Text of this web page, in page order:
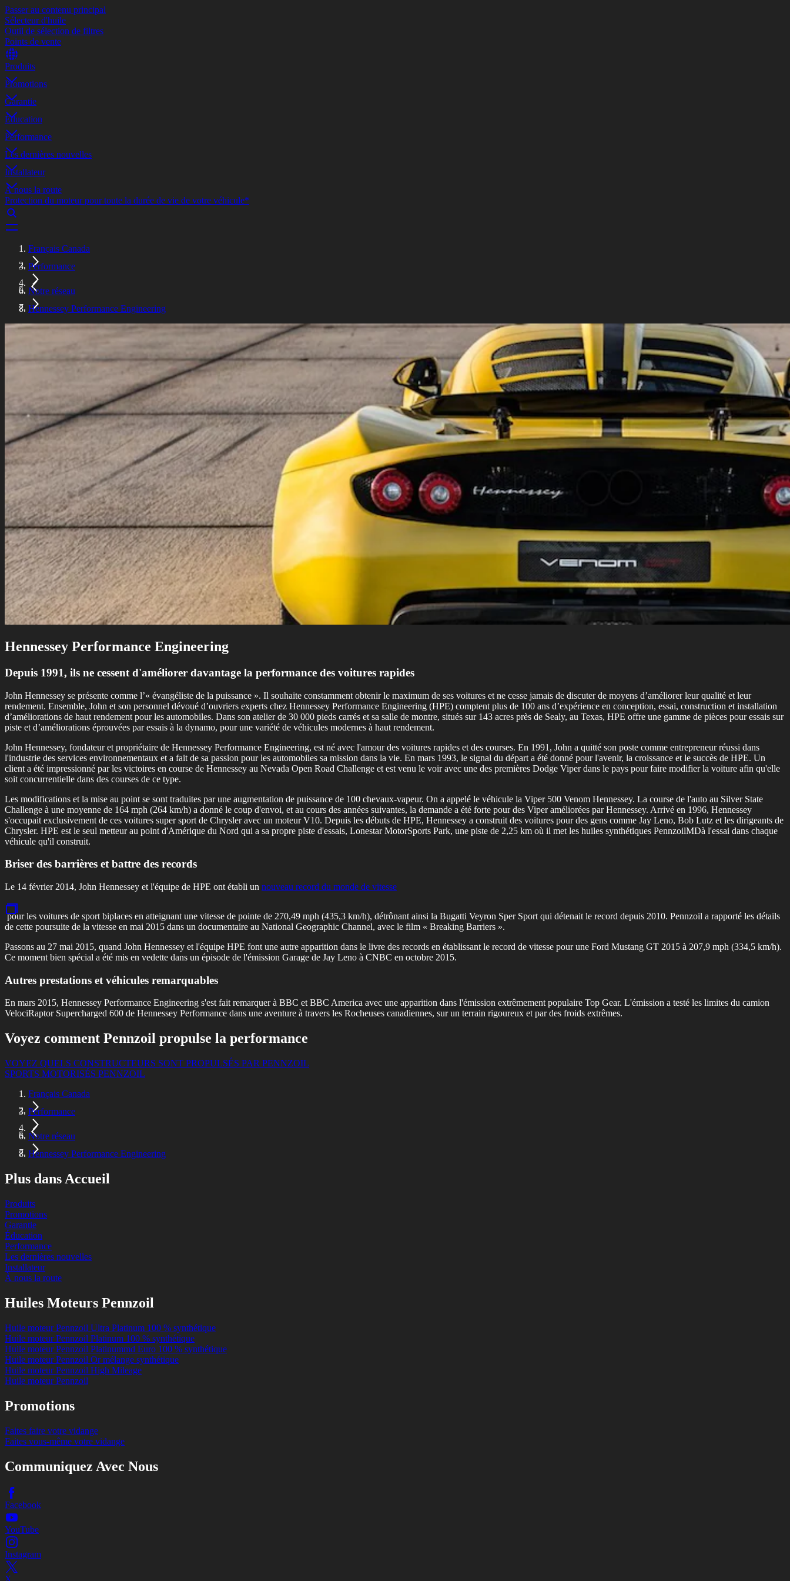
Passer au contenu principal
Sélecteur d'huile
Outil de sélection de filtres
Points de vente
Produits
Promotions
Garantie
Éducation
Performance
Les dernières nouvelles
Installateur
À nous la route
Protection du moteur pour toute la durée de vie de votre véhicule*
Français Canada
Performance
Notre réseau
Hennessey Performance Engineering
Hennessey Performance Engineering
Depuis 1991, ils ne cessent d'améliorer davantage la performance des voitures rapides
John Hennessey se présente comme l’« évangéliste de la puissance ». Il souhaite constamment obtenir le maximum de ses voitures et ne cesse jamais de discuter de moyens d’améliorer leur qualité et leur
rendement. Ensemble, John et son personnel dévoué d’ouvriers experts chez Hennessey Performance Engineering (HPE) comptent plus de 100 ans d’expérience en conception, essai, construction et installation
d’améliorations de haut rendement pour les automobiles. Dans son atelier de 30 000 pieds carrés et sa salle de montre, situés sur 143 acres près de Sealy, au Texas, HPE offre une gamme de pièces pour essais sur
piste et d’améliorations éprouvées par essais à la dynamo, pour une variété de véhicules modernes à haut rendement.
John Hennessey, fondateur et propriétaire de Hennessey Performance Engineering, est né avec l'amour des voitures rapides et des courses. En 1991, John a quitté son poste comme entrepreneur réussi dans
l'industrie des services environnementaux et a fait de sa passion pour les automobiles sa mission dans la vie. En mars 1993, le signal du départ a été donné pour l'avenir, la croissance et le succès de HPE. Un
client a été impressionné par les victoires en course de Hennessey au Nevada Open Road Challenge et est venu le voir avec une des premières Dodge Viper dans le pays pour faire modifier la voiture afin qu'elle
soit concurrentielle dans des courses de ce type.
Les modifications et la mise au point se sont traduites par une augmentation de puissance de 100 chevaux-vapeur. On a appelé le véhicule la Viper 500 Venom Hennessey. La course de l'auto au Silver State
Challenge à une moyenne de 164 mph (264 km/h) a donné le coup d'envoi, et au cours des années suivantes, la demande a été forte pour des Viper améliorées par Hennessey. Arrivé en 1996, Hennessey
s'occupait exclusivement de ces voitures super sport de Chrysler avec un moteur V10. Depuis les débuts de HPE, Hennessey a construit des voitures pour des gens comme Jay Leno, Bob Lutz et les dirigeants de
Chrysler. HPE est le seul metteur au point d'Amérique du Nord qui a sa propre piste d'essais, Lonestar MotorSports Park, une piste de 2,25 km où il met les huiles synthétiques PennzoilMDà l'essai dans chaque
véhicule qu'il construit.
Briser des barrières et battre des records
Le 14 février 2014, John Hennessey et l'équipe de HPE ont établi un nouveau record du monde de vitesse
pour les voitures de sport biplaces en atteignant une vitesse de pointe de 270,49 mph (435,3 km/h), détrônant ainsi la Bugatti Veyron Sper Sport qui détenait le record depuis 2010. Pennzoil a rapporté les détails
de cette poursuite de la vitesse en mai 2015 dans un documentaire au National Geographic Channel, avec le film « Breaking Barriers ».
Passons au 27 mai 2015, quand John Hennessey et l'équipe HPE font une autre apparition dans le livre des records en établissant le record de vitesse pour une Ford Mustang GT 2015 à 207,9 mph (334,5 km/h).
Ce moment bien spécial a été mis en vedette dans un épisode de l'émission Garage de Jay Leno à CNBC en octobre 2015.
Autres prestations et véhicules remarquables
En mars 2015, Hennessey Performance Engineering s'est fait remarquer à BBC et BBC America avec une apparition dans l'émission extrêmement populaire Top Gear. L'émission a testé les limites du camion
VelociRaptor Supercharged 600 de Hennessey Performance dans une aventure à travers les Rocheuses canadiennes, sur un terrain rigoureux et par des froids extrêmes.
Voyez comment Pennzoil propulse la performance
VOYEZ QUELS CONSTRUCTEURS SONT PROPULSÉS PAR PENNZOIL
SPORTS MOTORISÉS PENNZOIL
Français Canada
Performance
Notre réseau
Hennessey Performance Engineering
Plus dans Accueil
Produits
Promotions
Garantie
Éducation
Performance
Les dernières nouvelles
Installateur
À nous la route
Huiles Moteurs Pennzoil
Huile moteur Pennzoil Ultra Platinum 100 % synthétique
Huile moteur Pennzoil Platinum 100 % synthétique
Huile moteur Pennzoil Platinummd Euro 100 % synthétique
Huile moteur Pennzoil Or mélange synthétique
Huile moteur Pennzoil High Mileage
Huile moteur Pennzoil
Promotions
Faites faire votre vidange
Faites vous-même votre vidange
Communiquez Avec Nous
Facebook
YouTube
Instagram